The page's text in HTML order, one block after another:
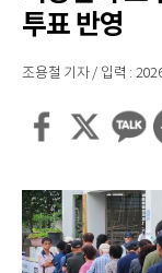
투표 반영
조용철 기자 / 입력 :